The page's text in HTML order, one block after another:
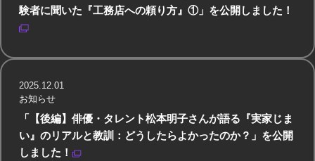
験者に聞いた『工務店への頼り方』①」を公開しました！
「【後編】俳優・タレント松本明子さんが語る『実家じま
い』のリアルと教訓：どうしたらよかったのか？」を公開
しました！
2025.12.01
お知らせ